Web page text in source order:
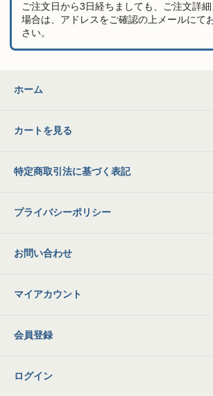
ご注文日から3日経ちましても、ご注文詳
場合は、アドレスをご確認の上メールにて
さい。
ホーム
カートを見る
特定商取引法に基づく表記
プライバシーポリシー
お問い合わせ
マイアカウント
会員登録
ログイン